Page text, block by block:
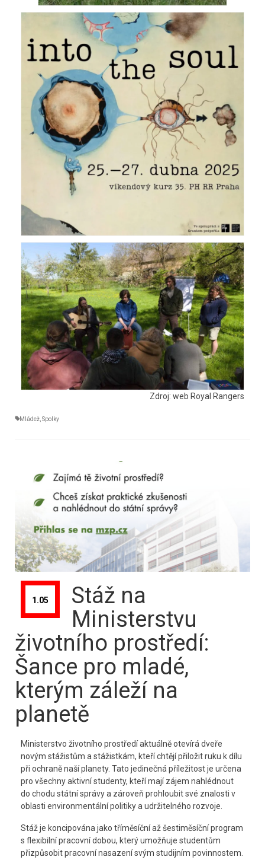
Zdroj: web Royal Rangers
Mládež Spolky
1.05
Stáž na
Ministerstvu
životního prostředí:
Šance pro mladé,
kterým záleží na
planetě
Ministerstvo životního prostředí aktuálně otevírá dveře
novým stážistům a stážistkám, kteří chtějí přiložit ruku k dílu
při ochraně naší planety. Tato jedinečná příležitost je určena
pro všechny aktivní studenty, kteří mají zájem nahlédnout
do chodu státní správy a zároveň prohloubit své znalosti v
oblasti environmentální politiky a udržitelného rozvoje.
Stáž je koncipována jako tříměsíční až šestiměsíční program
s flexibilní pracovní dobou, který umožňuje studentům
přizpůsobit pracovní nasazení svým studijním povinnostem.